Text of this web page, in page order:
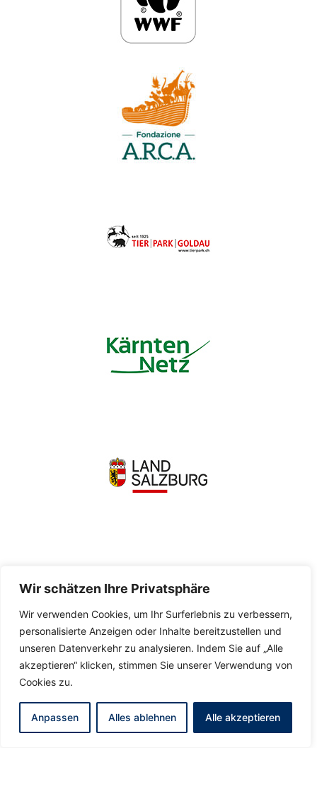
Wir schätzen Ihre Privatsphäre
Wir verwenden Cookies, um Ihr Surferlebnis zu verbessern,
personalisierte Anzeigen oder Inhalte bereitzustellen und
unseren Datenverkehr zu analysieren. Indem Sie auf „Alle
akzeptieren“ klicken, stimmen Sie unserer Verwendung von
Cookies zu.
Anpassen Alles ablehnen Alle akzeptieren